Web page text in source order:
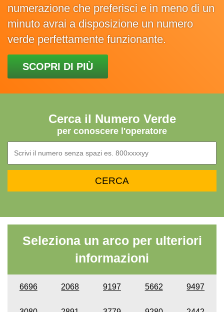
numerazione che preferisci e in meno di un
minuto avrai a disposizione un numero
verde perfettamente funzionante.
SCOPRI DI PIÙ
Cerca il Numero Verde
per conoscere l'operatore
Seleziona un arco per ulteriori
informazioni
6696 2068 9197 5662 9497